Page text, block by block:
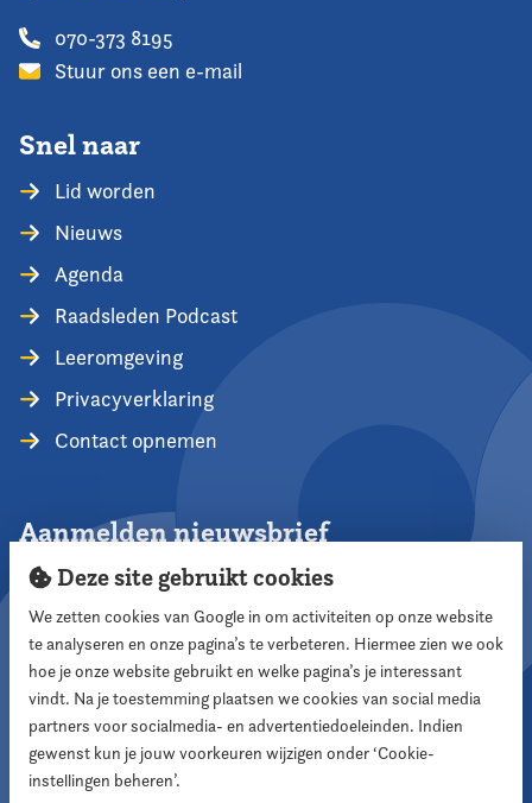
070-373 8195
Stuur ons een e-mail
Snel naar
Lid worden
Nieuws
Agenda
Raadsleden Podcast
Leeromgeving
Privacyverklaring
Contact opnemen
Aanmelden nieuwsbrief
Aanmelden
Volg ons
Deze site gebruikt cookies
We zetten cookies van Google in om activiteiten op onze website
te analyseren en onze pagina’s te verbeteren. Hiermee zien we ook
hoe je onze website gebruikt en welke pagina’s je interessant
vindt. Na je toestemming plaatsen we cookies van social media
partners voor socialmedia- en advertentiedoeleinden. Indien
gewenst kun je jouw voorkeuren wijzigen onder ‘Cookie-
instellingen beheren’.